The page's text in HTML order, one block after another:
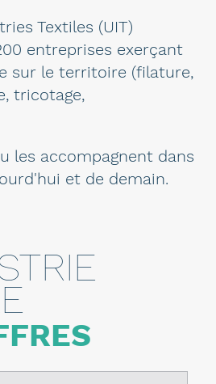
Textiles (UIT)
entreprises exerçant
sur le territoire (filature,
tricotage,
les accompagnent dans
et de demain.